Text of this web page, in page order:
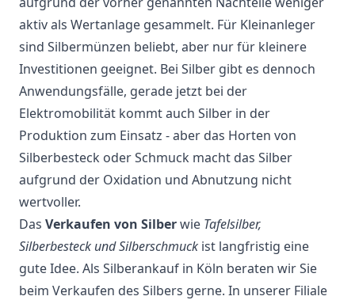
aktiv als Wertanlage gesammelt. Für Kleinanleger
sind Silbermünzen beliebt, aber nur für kleinere
Investitionen geeignet. Bei Silber gibt es dennoch
Anwendungsfälle, gerade jetzt bei der
Elektromobilität kommt auch Silber in der
Produktion zum Einsatz - aber das Horten von
Silberbesteck oder Schmuck macht das Silber
aufgrund der Oxidation und Abnutzung nicht
wertvoller.
Das Verkaufen von Silberwie Tafelsilber,
Silberbesteck und Silberschmuck ist langfristig eine
gute Idee. Als Silberankauf in Köln beraten wir Sie
beim Verkaufen des Silbers gerne. In unserer Filiale